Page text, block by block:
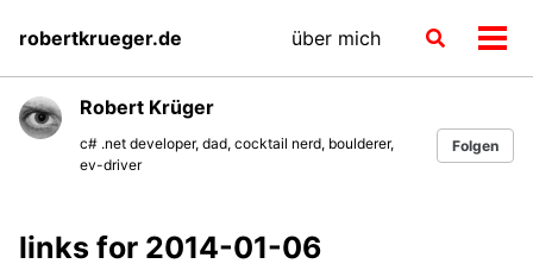
primary
navigation
content
footer
robertkrueger.de über mich
Toggle
Robert Krüger
c# .net developer, dad, cocktail nerd, boulderer,
ev-driver
Folgen
links for 2014-01-06